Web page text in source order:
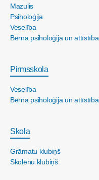
Mazulis
Psiholoģija
Veselība
Bērna psiholoģija un attīstība
Pirmsskola
Veselība
Bērna psiholoģija un attīstība
Skola
Grāmatu klubiņš
Skolēnu klubiņš